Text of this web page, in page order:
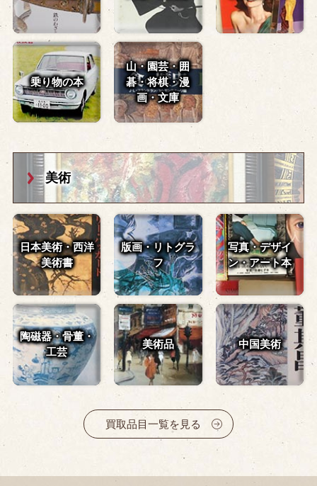
乗り物の本
山・園芸・囲
碁・将棋・漫
画・文庫
美術
日本美術・西洋
美術書
版画・リトグラ
フ
写真・デザイ
ン・アート本
陶磁器・骨董・
工芸
美術品 中国美術
買取品目一覧を見る